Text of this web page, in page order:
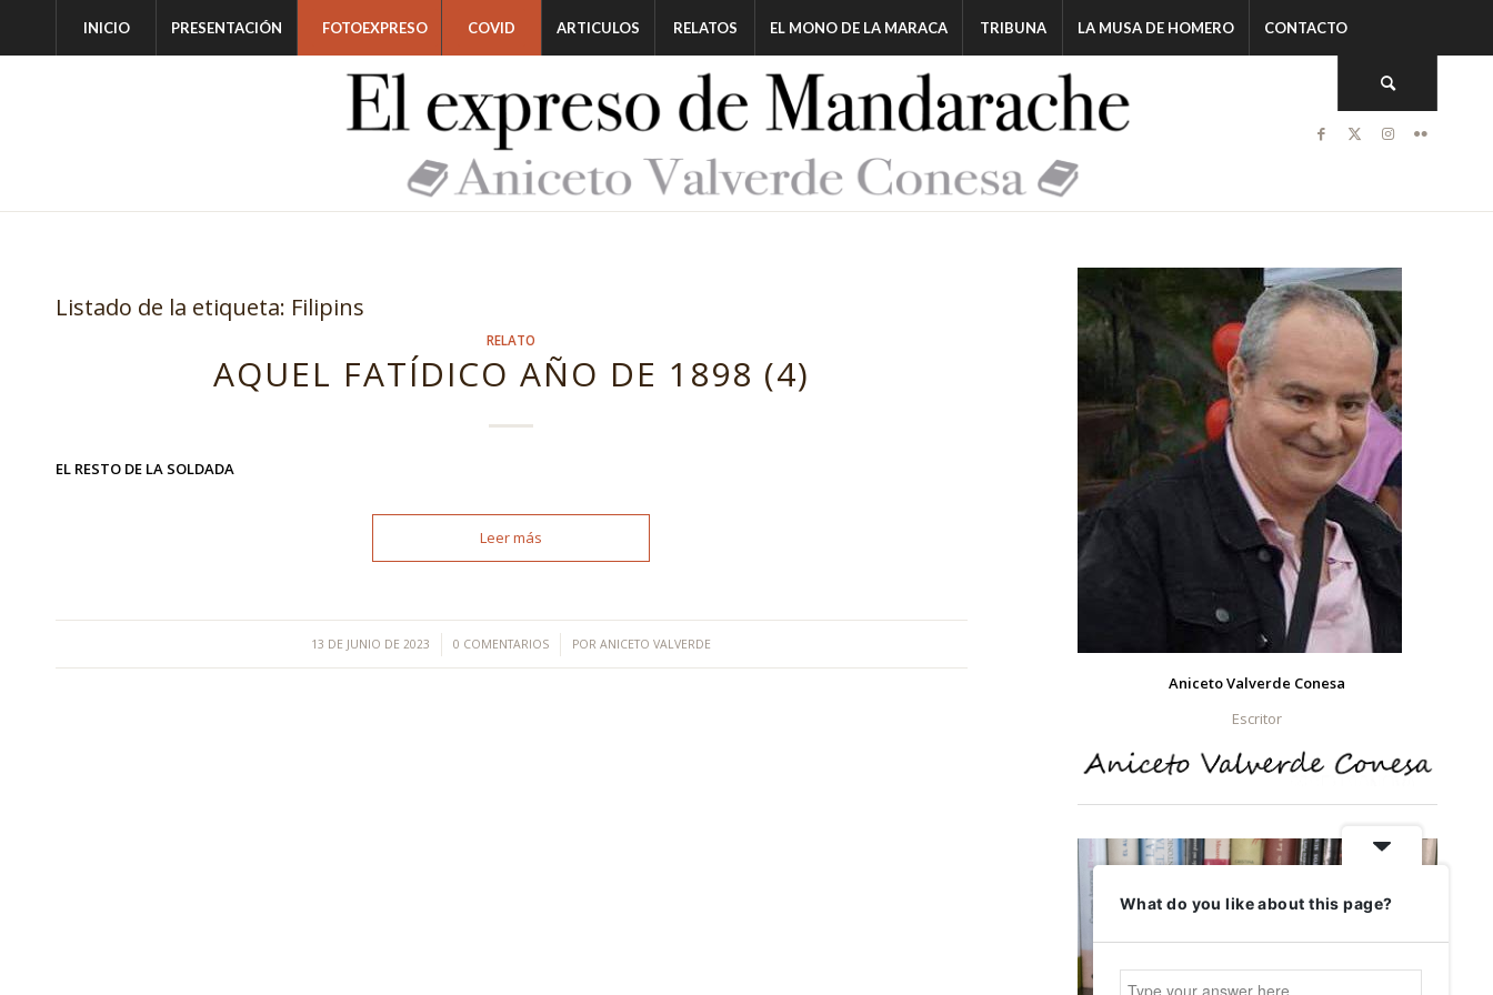
INICIO PRESENTACIÓN FOTOEXPRESO COVID ARTICULOS RELATOS EL MONO DE LA MARACA TRIBUNA LA MUSA DE HOMERO CONTACTO
Listado de la etiqueta: Filipins
RELATO
AQUEL FATÍDICO AÑO DE 1898 (4)
EL RESTO DE LA SOLDADA
Leer más
13 DE JUNIO DE 2023
/ 0 COMENTARIOS
/ PORANICETO VALVERDE
Aniceto Valverde Conesa
Escritor
What do you like about this page?